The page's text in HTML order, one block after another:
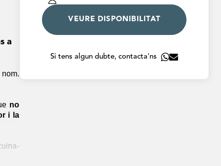
a
no
i la
VEURE DISPONIBILITAT
Si tens algun dubte, contacta'ns